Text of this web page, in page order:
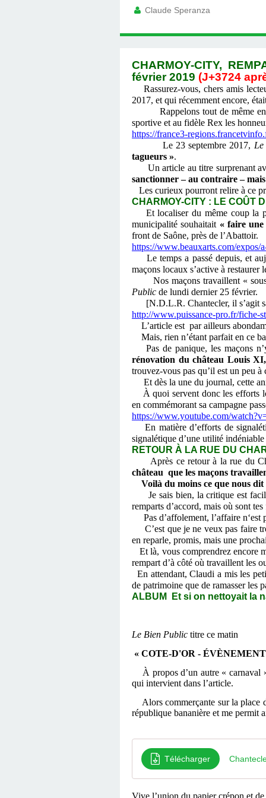
Claude Speranza
CHARMOY-CITY,
février 2019 (J+3724
Rassurez-vous, chers amis
2017, et qui récemment encore,
Rappelons tout de même en
sportive et au fidèle Rex les
https://france3-
Le 23 septembre 2017, Le
tagueurs ».
Un article au titre surprenant
sanctionner – au contraire –
Les curieux pourront relire à ce
CHARMOY-CITY : LE COÛT
Et localiser du même coup la
municipalité souhaitait « faire
front de Saône, près de l’Abattoir.
https://www.beauxarts.com/expos/
Le temps a passé depuis, et
maçons locaux s’active à
Nos maçons travaillent « sous
Public de lundi dernier 25 février.
[N.D.L.R. Chantecler, il s’agit
http://www.puissance-pro.fr/fiche-
L’article est par ailleurs
Mais, rien n’étant parfait en ce
Pas de panique, les maçons
rénovation du château Louis
trouvez-vous pas qu’il est un peu à
Et dès la une du journal, cette
À quoi servent donc les efforts
en commémorant sa campagne
https://www.youtube.com/
En matière d’efforts de
signalétique d’une utilité
RETOUR À LA RUE DU
Après ce retour à la rue du
château que les maçons
Voilà du moins ce que nous dit
Je sais bien, la critique est
remparts d’accord, mais où sont
Pas d’affolement, l’affaire n‘est
C’est que je ne veux pas faire
en reparle, promis, mais une
Et là, vous comprendrez encore
rempart d’à côté où travaillent les
En attendant, Claudi a mis les
de patrimoine que de ramasser les
ALBUM Et si on nettoyait la
Le Bien Public titre ce matin
« COTE-D'OR - ÉVÈNEMENT
À propos d’un autre «
qui intervient dans l’article.
Alors commerçante sur la place
république bananière et me permit
Télécharger